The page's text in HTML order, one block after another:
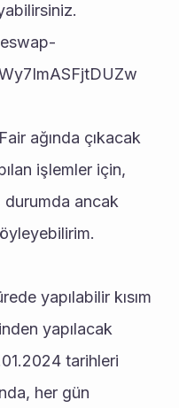
işlemler için,
durumda ancak
yapılacak
tarihleri
her gün